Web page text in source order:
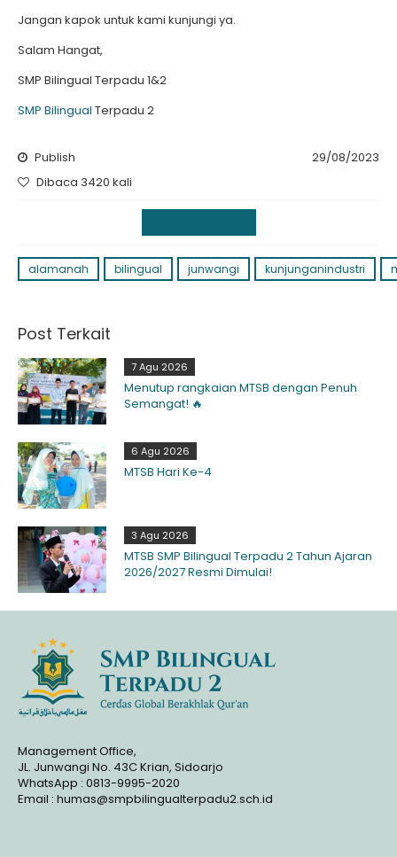
Jangan kapok untuk kami kunjungi ya.
Salam Hangat,
SMP Bilingual Terpadu 1&2
SMP Bilingual Terpadu 2
Publish
29/08/2023
Dibaca 3420 kali
alamanah bilingual junwangi kunjunganindustri
Post Terkait
7 Agu 2026
Menutup rangkaian MTSB dengan Penuh
Semangat! 🔥
6 Agu 2026
MTSB Hari Ke-4
3 Agu 2026
MTSB SMP Bilingual Terpadu 2 Tahun Ajaran
2026/2027 Resmi Dimulai!
Management Office,
JL. Junwangi No. 43C Krian, Sidoarjo
WhatsApp : 0813-9995-2020
Email : humas@smpbilingualterpadu2.sch.id